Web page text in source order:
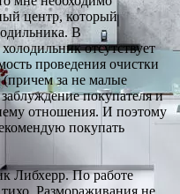
центр, который
В
отсутствует
проведения очистки
(причем за не малые
покупателя и
отношения. И поэтому
покупать
Либхерр. По работе
Размораживания не